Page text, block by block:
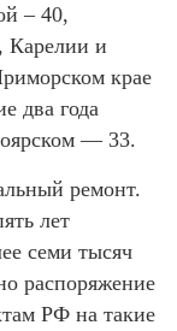
– 40,
Карелии и
крае
два года
— 33.
ремонт.
лет
семи тысяч
распоряжение
РФ на такие